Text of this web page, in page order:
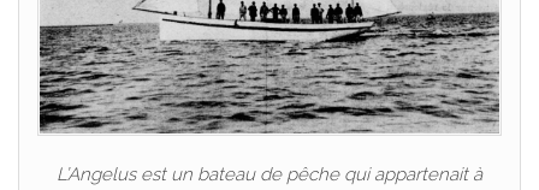
L’Angelus est un bateau de pêche qui appartenait à